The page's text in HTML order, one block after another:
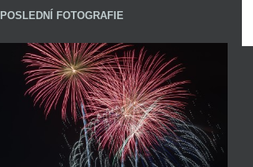
POSLEDNÍ FOTOGRAFIE